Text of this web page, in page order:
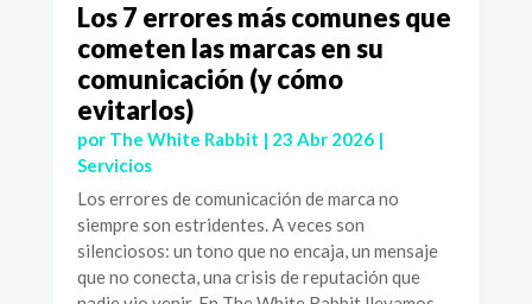
Los 7 errores más comunes que
cometen las marcas en su
comunicación (y cómo
evitarlos)
por The White Rabbit | 23 Abr 2026|
Servicios
Los errores de comunicación de marca no
siempre son estridentes. A veces son
silenciosos: un tono que no encaja, un mensaje
que no conecta, una crisis de reputación que